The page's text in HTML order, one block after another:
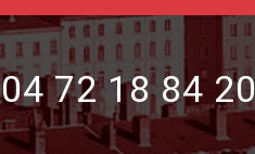
04 72 18 84 20